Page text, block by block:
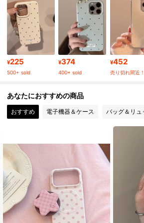
4.92 50K フォロワー
4.92 50K フォロワー
4.92 50K フォロワー
50K フォロワー
4.92 50K フォロワー
4.92 50K フォロワー
¥225
500+ sold
¥374
400+ sold
¥452
売り切れ間近！
あなたにおすすめの商品
おすすめ 電子機器＆ケース バッグ＆リュ